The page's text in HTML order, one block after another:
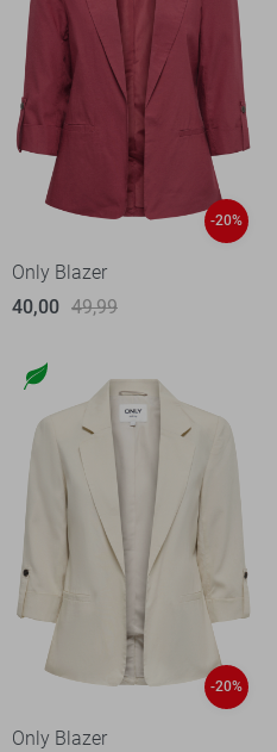
-20%
Only Blazer
40,00 49,99
-20%
Only Blazer